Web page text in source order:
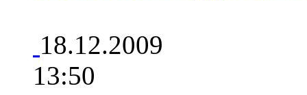
18.12.2009
13:50